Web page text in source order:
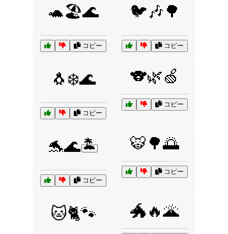
🐢🏖️🌊
コピー
🐦🎶🌳
コピー
🐧❄️🌊
コピー
🐨🌿🍏
コピー
🐬🌊🏝️
コピー
🐯🌳🌅
コピー
🐱🐈🐾 🐲🔥🌋